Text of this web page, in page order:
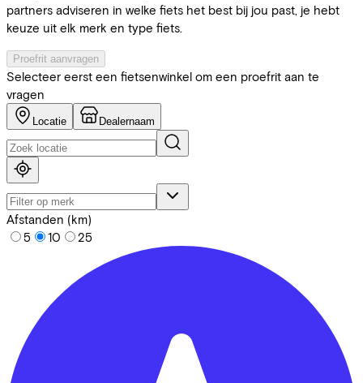
partners adviseren in welke fiets het best bij jou past, je hebt
keuze uit elk merk en type fiets.
Proefrit aanvragen
Selecteer eerst een fietsenwinkel om een proefrit aan te
vragen
Locatie Dealernaam
Afstanden (km)
5
10 25